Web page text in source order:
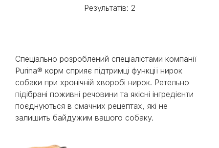
Результатів: 2
Спеціально розроблений спеціалістами компанії
Purina® корм сприяє підтримці функції нирок
собаки при хронічній хворобі нирок. Ретельно
підібрані поживні речовини та якісні інгредієнти
поєднуються в смачних рецептах, які не
залишить байдужим вашого собаку.